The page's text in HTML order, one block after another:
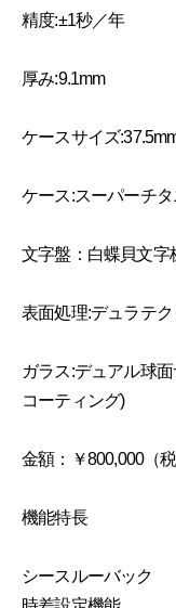
精度:±1秒／年
厚み:9.1mm
ケースサイズ
ケース:スーパーチタ
文字盤：白蝶貝文字
表面処理:デュラテ
ガラス:デュアル球
コーティング)
金額：￥800,000（
機能特長
シースルーバック